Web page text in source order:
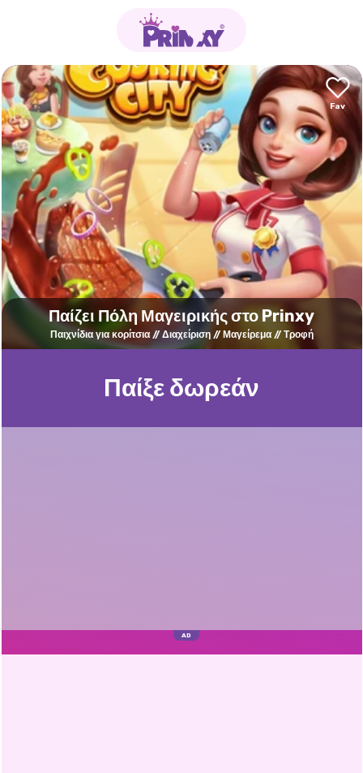
Παίζει Πόλη Μαγειρικής στο Prinxy
Παιχνίδια για κορίτσια Διαχείριση Μαγείρεμα Τροφή
Παίξε δωρεάν